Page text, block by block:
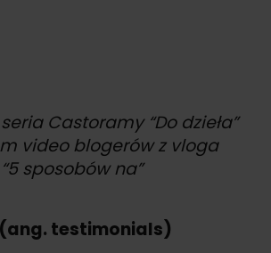
Castoramy “Do dzieła”
video blogerów z vloga
“5 sposobów na”
(ang. testimonials)